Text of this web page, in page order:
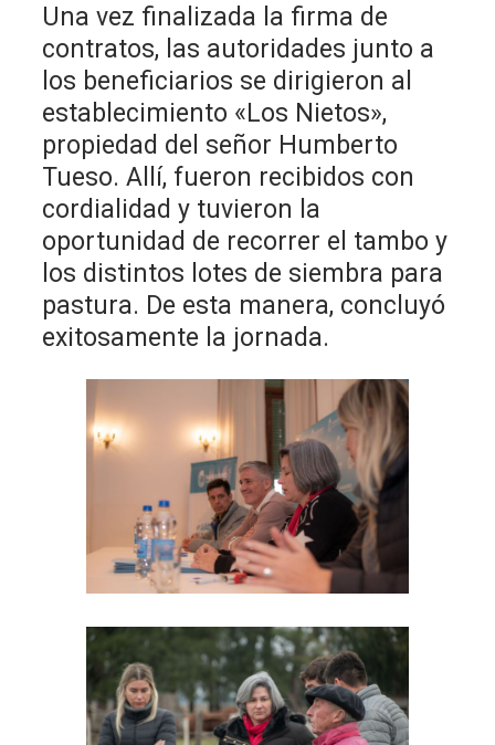
Una vez finalizada la firma de
contratos, las autoridades junto a
los beneficiarios se dirigieron al
establecimiento «Los Nietos»,
propiedad del señor Humberto
Tueso. Allí, fueron recibidos con
cordialidad y tuvieron la
oportunidad de recorrer el tambo y
los distintos lotes de siembra para
pastura. De esta manera, concluyó
exitosamente la jornada.